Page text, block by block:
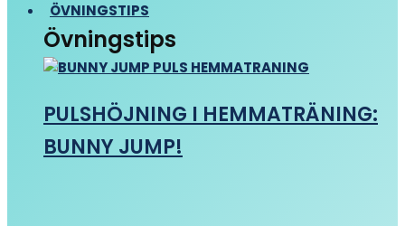
ÖVNINGSTIPS
Övningstips
PULSHÖJNING I HEMMATRÄNING:
BUNNY JUMP!